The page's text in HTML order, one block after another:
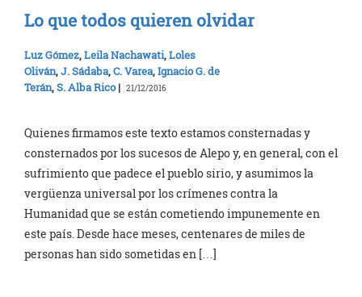
Lo que todos quieren olvidar
Luz Gómez,Leila Nachawati,Loles
Oliván,J. Sádaba,C. Varea,Ignacio G. de
Terán,S. Alba Rico| 21/12/2016
Quienes firmamos este texto estamos consternadas y
consternados por los sucesos de Alepo y, en general, con el
sufrimiento que padece el pueblo sirio, y asumimos la
vergüenza universal por los crímenes contra la
Humanidad que se están cometiendo impunemente en
este país. Desde hace meses, centenares de miles de
personas han sido sometidas en […]